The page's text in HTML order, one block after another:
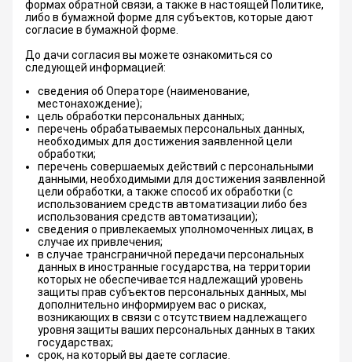
формах обратной связи, а также в настоящей Политике,
либо в бумажной форме для субъектов, которые дают
согласие в бумажной форме.
До дачи согласия вы можете ознакомиться со
следующей информацией:
сведения об Операторе (наименование,
местонахождение);
цель обработки персональных данных;
перечень обрабатываемых персональных данных,
необходимых для достижения заявленной цели
обработки;
перечень совершаемых действий с персональными
данными, необходимыми для достижения заявленной
цели обработки, а также способ их обработки (с
использованием средств автоматизации либо без
использования средств автоматизации);
сведения о привлекаемых уполномоченных лицах, в
случае их привлечения;
в случае трансграничной передачи персональных
данных в иностранные государства, на территории
которых не обеспечивается надлежащий уровень
защиты прав субъектов персональных данных, мы
дополнительно информируем вас о рисках,
возникающих в связи с отсутствием надлежащего
уровня защиты ваших персональных данных в таких
государствах;
срок, на который вы даете согласие.